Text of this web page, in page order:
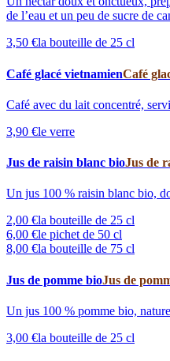
de l’eau et un peu de sucre de
3,50 €la bouteille de 25 cl
Café glacé vietnamienCafé
Café avec du lait concentré,
3,90 €le verre
Jus de raisin blanc bioJus de
Un jus 100 % raisin blanc bio,
2,00 €la bouteille de 25 cl
6,00 €le pichet de 50 cl
8,00 €la bouteille de 75 cl
Jus de pomme bioJus de
Un jus 100 % pomme bio,
3,00 €la bouteille de 25 cl